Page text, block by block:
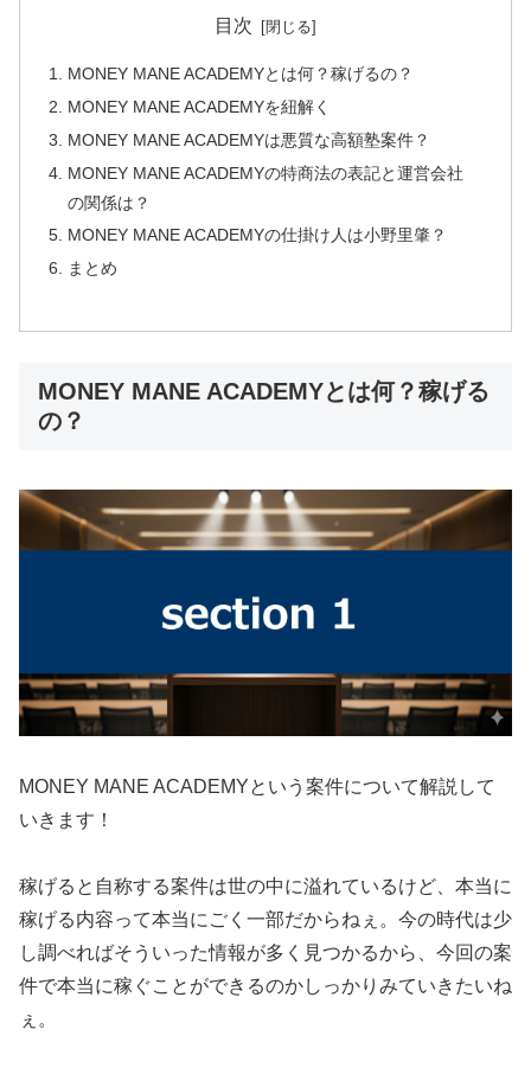
目次
MONEY MANE ACADEMYとは何？稼げるの？
MONEY MANE ACADEMYを紐解く
MONEY MANE ACADEMYは悪質な高額塾案件？
MONEY MANE ACADEMYの特商法の表記と運営会社
の関係は？
MONEY MANE ACADEMYの仕掛け人は小野里肇？
まとめ
MONEY MANE ACADEMYとは何？稼げる
の？
MONEY MANE ACADEMYという案件について解説して
いきます！
稼げると自称する案件は世の中に溢れているけど、本当に
稼げる内容って本当にごく一部だからねぇ。今の時代は少
し調べればそういった情報が多く見つかるから、今回の案
件で本当に稼ぐことができるのかしっかりみていきたいね
ぇ。